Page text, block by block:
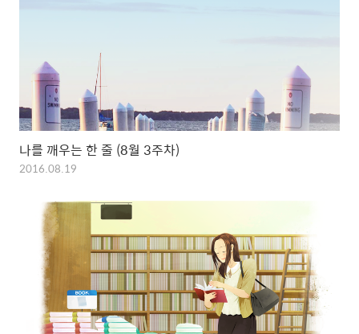
나를 깨우는 한 줄 (8월 3주차)
2016.08.19